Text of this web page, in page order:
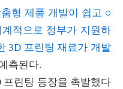
형 제품 개발이 쉽고 ○
적으로 정부가 지원하
3D 프린팅 재료가 개발
측된다.
프린팅 등장을 촉발했다